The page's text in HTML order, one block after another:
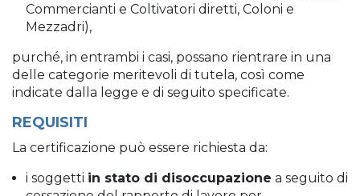
Commercianti e Coltivatori diretti, Coloni e
Mezzadri),
purché, in entrambi i casi, possano rientrare in una
delle categorie meritevoli di tutela, così come
indicate dalla legge e di seguito specificate.
REQUISITI
La certificazione può essere richiesta da:
i soggetti in stato di disoccupazione a seguito di